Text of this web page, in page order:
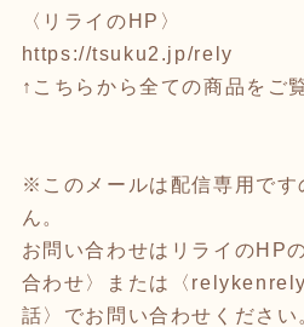
〈リライのHP〉
https://tsuku2.jp/rely
↑こちらから全ての商品をご
※このメールは配信専用です
ん。
お問い合わせはリライのHP
合わせ〉または〈
話〉でお問い合わせください